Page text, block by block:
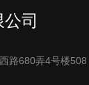
司
路680弄4号楼508